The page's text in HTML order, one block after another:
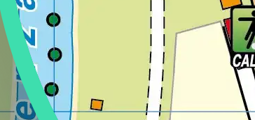
Veneto
Regione